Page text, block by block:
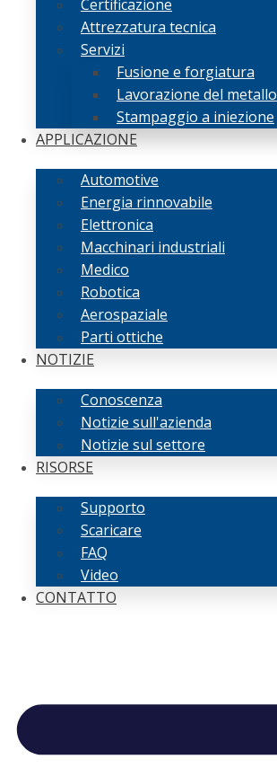
Certificazione
Attrezzatura tecnica
Servizi
Fusione e forgiatura
Lavorazione del metallo
Stampaggio a iniezione
APPLICAZIONE
Automotive
Energia rinnovabile
Elettronica
Macchinari industriali
Medico
Robotica
Aerospaziale
Parti ottiche
NOTIZIE
Conoscenza
Notizie sull'azienda
Notizie sul settore
RISORSE
Supporto
Scaricare
FAQ
Video
CONTATTO